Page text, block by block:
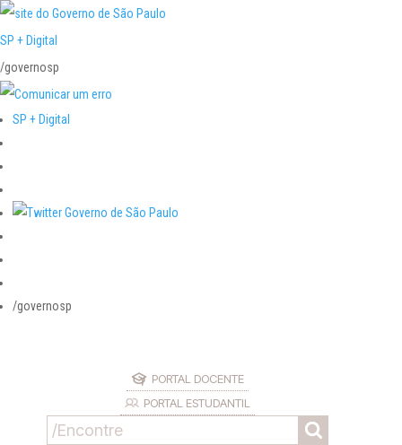
SP + Digital
/governosp
SP + Digital
/governosp
PORTAL DOCENTE
PORTAL ESTUDANTIL